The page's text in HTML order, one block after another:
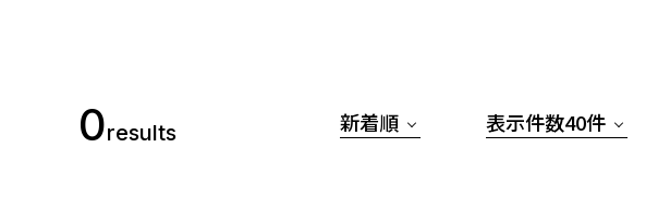
0results 新着順 表示件数40件